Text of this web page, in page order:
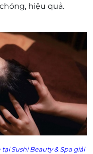
hiệu quả.
Sushi Beauty & Spa giải